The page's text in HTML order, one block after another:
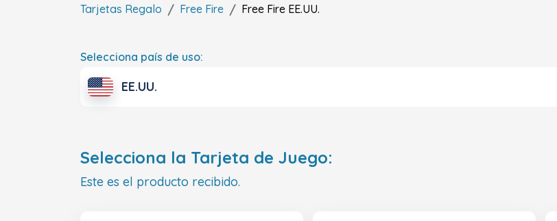
Tarjetas Regalo Free Fire Free Fire EE.UU.
Selecciona país de uso:
EE.UU.
Selecciona la Tarjeta de Juego:
Este es el producto recibido.